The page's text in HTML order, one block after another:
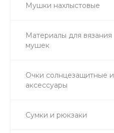
Мушки нахлыстовые
Материалы для вязания
мушек
Очки солнцезащитные и
аксессуары
Сумки и рюкзаки